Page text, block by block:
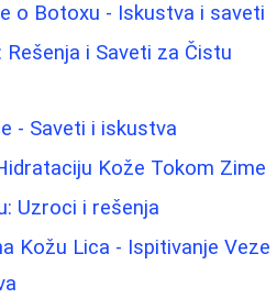
o Botoxu - Iskustva i saveti
i Saveti za Čistu
- Saveti i iskustva
Kože Tokom Zime
Uzroci i rešenja
Kožu Lica - Ispitivanje Veze